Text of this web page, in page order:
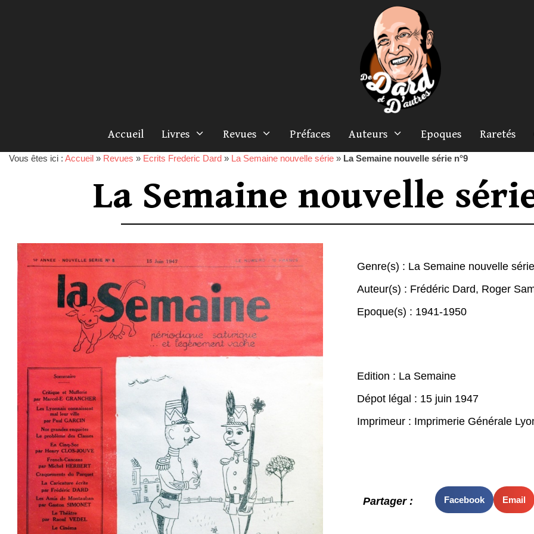
Accueil Livres Revues Préfaces Auteurs Epoques Raretés
Vous êtes ici : Accueil » Revues » Ecrits Frederic Dard » La Semaine nouvelle série » La Semaine nouvelle série n°9
La Semaine nouvelle
Genre(s) : La Semaine nouvelle série
Auteur(s) : Frédéric Dard, Roger
Epoque(s) : 1941-1950
Edition : La Semaine
Dépot légal : 15 juin 1947
Imprimeur : Imprimerie Générale
Partager : Facebook Email